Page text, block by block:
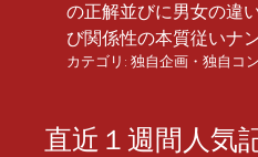
の正解並びに男女の違
び関係性の本質従いナ
カテゴリ: 独自企画・独自コ
直近１週間人気